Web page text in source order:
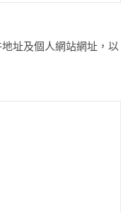
址及個人網站網址，以